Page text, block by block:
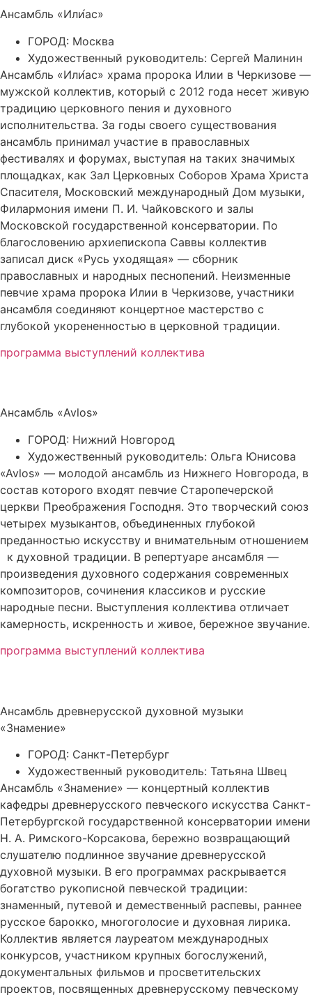
Ансамбль «Или́ас»
ГОРОД: Москва
Художественный руководитель: Сергей Малинин
Ансамбль «Или́ас» храма пророка Илии в Черкизове —
мужской коллектив, который с 2012 года несет живую
традицию церковного пения и духовного
исполнительства. За годы своего существования
ансамбль принимал участие в православных
фестивалях и форумах, выступая на таких значимых
площадках, как Зал Церковных Соборов Храма Христа
Спасителя, Московский международный Дом музыки,
Филармония имени П. И. Чайковского и залы
Московской государственной консерватории. По
благословению архиепископа Саввы коллектив
записал диск «Русь уходящая» — сборник
православных и народных песнопений. Неизменные
певчие храма пророка Илии в Черкизове, участники
ансамбля соединяют концертное мастерство с
глубокой укорененностью в церковной традиции.
программа выступлений коллектива
Ансамбль «Avlos»
ГОРОД: Нижний Новгород
Художественный руководитель: Ольга Юнисова
«Avlos» — молодой ансамбль из Нижнего Новгорода, в
состав которого входят певчие Старопечерской
церкви Преображения Господня. Это творческий союз
четырех музыкантов, объединенных глубокой
преданностью искусству и внимательным отношением
к духовной традиции. В репертуаре ансамбля —
произведения духовного содержания современных
композиторов, сочинения классиков и русские
народные песни. Выступления коллектива отличает
камерность, искренность и живое, бережное звучание.
программа выступлений коллектива
Ансамбль древнерусской духовной музыки
«Знамение»
ГОРОД: Санкт-Петербург
Художественный руководитель: Татьяна Швец
Ансамбль «Знамение» — концертный коллектив
кафедры древнерусского певческого искусства Санкт-
Петербургской государственной консерватории имени
Н. А. Римского-Корсакова, бережно возвращающий
слушателю подлинное звучание древнерусской
духовной музыки. В его программах раскрывается
богатство рукописной певческой традиции:
знаменный, путевой и демественный распевы, раннее
русское барокко, многоголосие и духовная лирика.
Коллектив является лауреатом международных
конкурсов, участником крупных богослужений,
документальных фильмов и просветительских
проектов, посвященных древнерусскому певческому